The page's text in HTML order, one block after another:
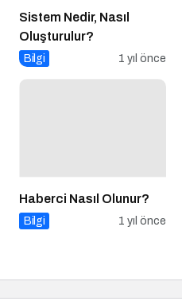
Sistem Nedir, Nasıl
Oluşturulur?
Bilgi 1 yıl önce
Haberci Nasıl Olunur?
Bilgi 1 yıl önce